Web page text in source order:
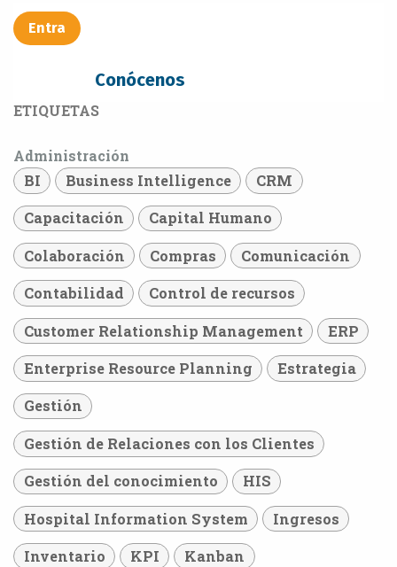
Entra​​​​
Conócenos
ETIQUETAS
Administración
BI
Business Intelligence CRM
Capacitación Capital Humano
Colaboración Compras Comunicación
Contabilidad Control de recursos
Customer Relationship Management ERP
Enterprise Resource Planning Estrategia
Gestión
Gestión de Relaciones con los Clientes
Gestión del conocimiento HIS
Hospital Information System Ingresos
Inventario KPI Kanban